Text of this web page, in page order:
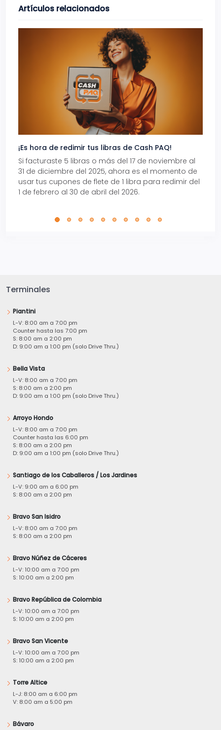
Artículos relacionados
¡Es hora de redimir tus libras de Cash PAQ!
Si facturaste 5 libras o más del 17 de noviembre al
31 de diciembre del 2025, ahora es el momento de
usar tus cupones de flete de 1 libra para redimir del
1 de febrero al 30 de abril del 2026.
Terminales
Piantini
L-V: 8:00 am a 7:00 pm
Counter hasta las 7:00 pm
S: 8:00 am a 2:00 pm
D: 9:00 am a 1:00 pm (solo Drive Thru.)
Bella Vista
L-V: 8:00 am a 7:00 pm
S: 8:00 am a 2:00 pm
D: 9:00 am a 1:00 pm (solo Drive Thru.)
Arroyo Hondo
L-V: 8:00 am a 7:00 pm
Counter hasta las 6:00 pm
S: 8:00 am a 2:00 pm
D: 9:00 am a 1:00 pm (solo Drive Thru.)
Santiago de los Caballeros / Los Jardines
L-V: 9:00 am a 6:00 pm
S: 8:00 am a 2:00 pm
Bravo San Isidro
L-V: 8:00 am a 7:00 pm
S: 8:00 am a 2:00 pm
Bravo Núñez de Cáceres
L-V: 10:00 am a 7:00 pm
S: 10:00 am a 2:00 pm
Bravo República de Colombia
L-V: 10:00 am a 7:00 pm
S: 10:00 am a 2:00 pm
Bravo San Vicente
L-V: 10:00 am a 7:00 pm
S: 10:00 am a 2:00 pm
Torre Altice
L-J: 8:00 am a 6:00 pm
V: 8:00 am a 5:00 pm
Bávaro